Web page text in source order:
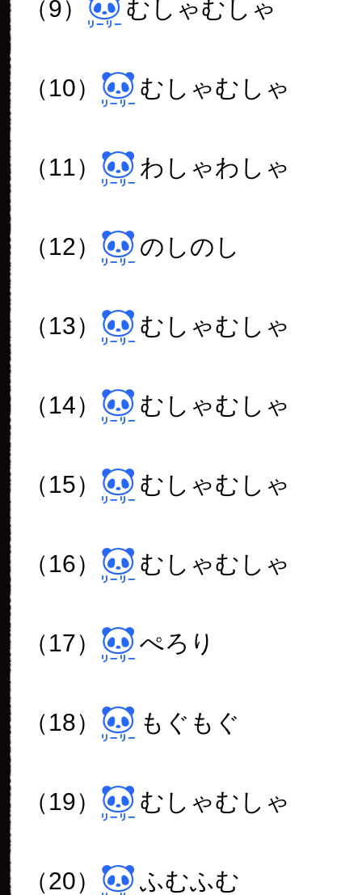
（9） むしゃむしゃ
（10） むしゃむしゃ
（11） わしゃわしゃ
（12） のしのし
（13） むしゃむしゃ
（14） むしゃむしゃ
（15） むしゃむしゃ
（16） むしゃむしゃ
（17） ぺろり
（18） もぐもぐ
（19） むしゃむしゃ
（20） ふむふむ